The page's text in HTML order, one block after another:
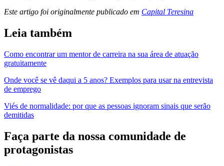
Este artigo foi originalmente publicado em Capital Teresina
Leia também
Como encontrar um mentor de carreira na sua área de atuação
gratuitamente
Onde você se vê daqui a 5 anos? Exemplos para usar na entrevista
de emprego
Viés de normalidade: por que as pessoas ignoram sinais que serão
demitidas
Faça parte da nossa comunidade de
protagonistas